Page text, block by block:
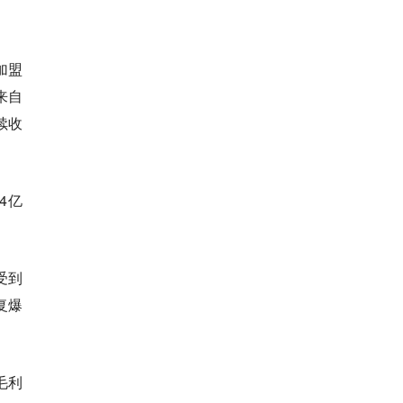
盟
自
收
亿
到
爆
利